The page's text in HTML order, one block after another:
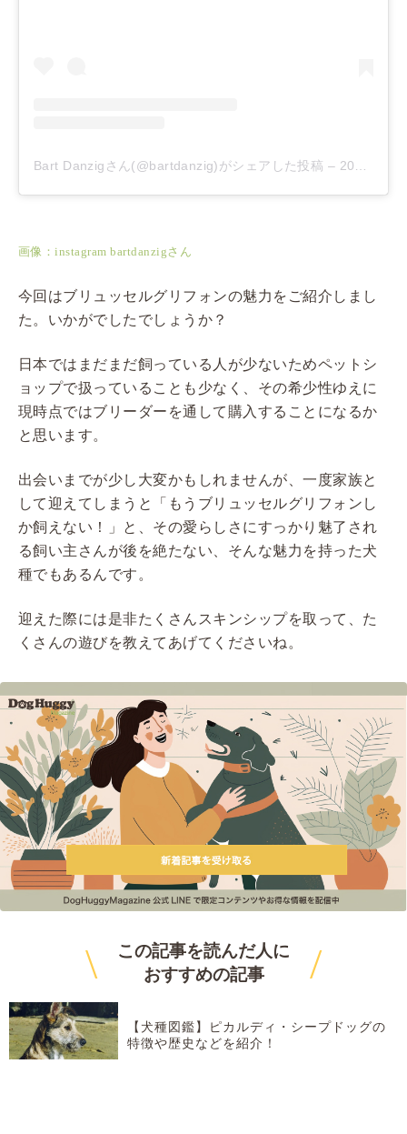
Bart Danzigさん(@bartdanzig)がシェアした投稿 – 2019年 5月月18日午前8時10分PDT
画像：instagram bartdanzigさん
今回はブリュッセルグリフォンの魅力をご紹介しまし
た。いかがでしたでしょうか？
日本ではまだまだ飼っている人が少ないためペットシ
ョップで扱っていることも少なく、その希少性ゆえに
現時点ではブリーダーを通して購入することになるか
と思います。
出会いまでが少し大変かもしれませんが、一度家族と
して迎えてしまうと「もうブリュッセルグリフォンし
か飼えない！」と、その愛らしさにすっかり魅了され
る飼い主さんが後を絶たない、そんな魅力を持った犬
種でもあるんです。
迎えた際には是非たくさんスキンシップを取って、た
くさんの遊びを教えてあげてくださいね。
\
この記事を読んだ人に
おすすめの記事 /
【犬種図鑑】ピカルディ・シープドッグの
特徴や歴史などを紹介！